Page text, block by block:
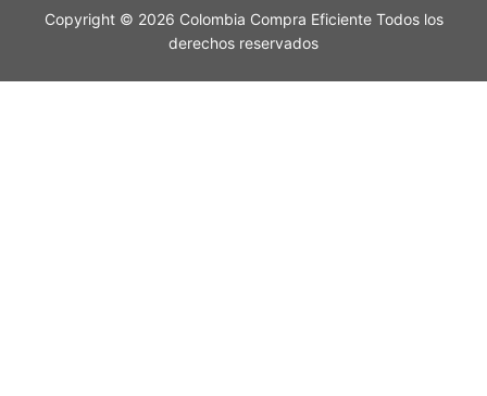
Copyright © 2026 Colombia Compra Eficiente Todos los
derechos reservados